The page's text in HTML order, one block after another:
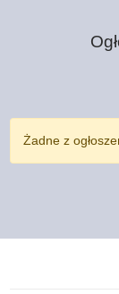
Żadne z